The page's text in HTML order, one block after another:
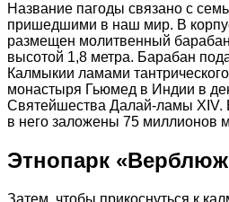
Название пагоды связано с
пришедшими в наш мир. В
размещен молитвенный
высотой 1,8 метра. Барабан
Калмыкии ламами тантрического
монастыря Гьюмед в Индии в
Святейшества Далай-ламы XIV.
в него заложены 75 миллионов
Этнопарк